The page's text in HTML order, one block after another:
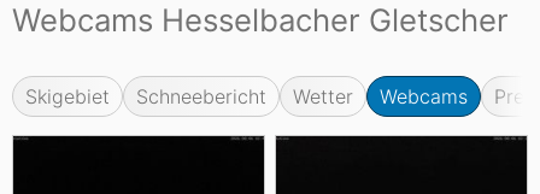
Webcams Hesselbacher Gletscher
Skigebiet Schneebericht Wetter Webcams